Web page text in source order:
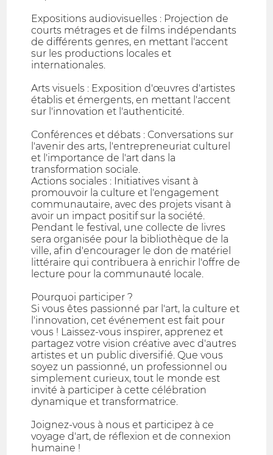
Expositions audiovisuelles : Projection de
courts métrages et de films indépendants
de différents genres, en mettant l'accent
sur les productions locales et
internationales.
Arts visuels : Exposition d'œuvres d'artistes
établis et émergents, en mettant l'accent
sur l'innovation et l'authenticité.
Conférences et débats : Conversations sur
l'avenir des arts, l'entrepreneuriat culturel
et l'importance de l'art dans la
transformation sociale.
Actions sociales : Initiatives visant à
promouvoir la culture et l'engagement
communautaire, avec des projets visant à
avoir un impact positif sur la société.
Pendant le festival, une collecte de livres
sera organisée pour la bibliothèque de la
ville, afin d'encourager le don de matériel
littéraire qui contribuera à enrichir l'offre de
lecture pour la communauté locale.
Pourquoi participer ?
Si vous êtes passionné par l'art, la culture et
l'innovation, cet événement est fait pour
vous ! Laissez-vous inspirer, apprenez et
partagez votre vision créative avec d'autres
artistes et un public diversifié. Que vous
soyez un passionné, un professionnel ou
simplement curieux, tout le monde est
invité à participer à cette célébration
dynamique et transformatrice.
Joignez-vous à nous et participez à ce
voyage d'art, de réflexion et de connexion
humaine !